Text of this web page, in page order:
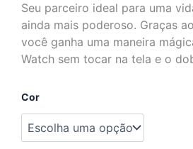
Seu parceiro ideal para uma
ainda mais poderoso. Graças
você ganha uma maneira
Watch sem tocar na tela e o
Cor
Apple
Series